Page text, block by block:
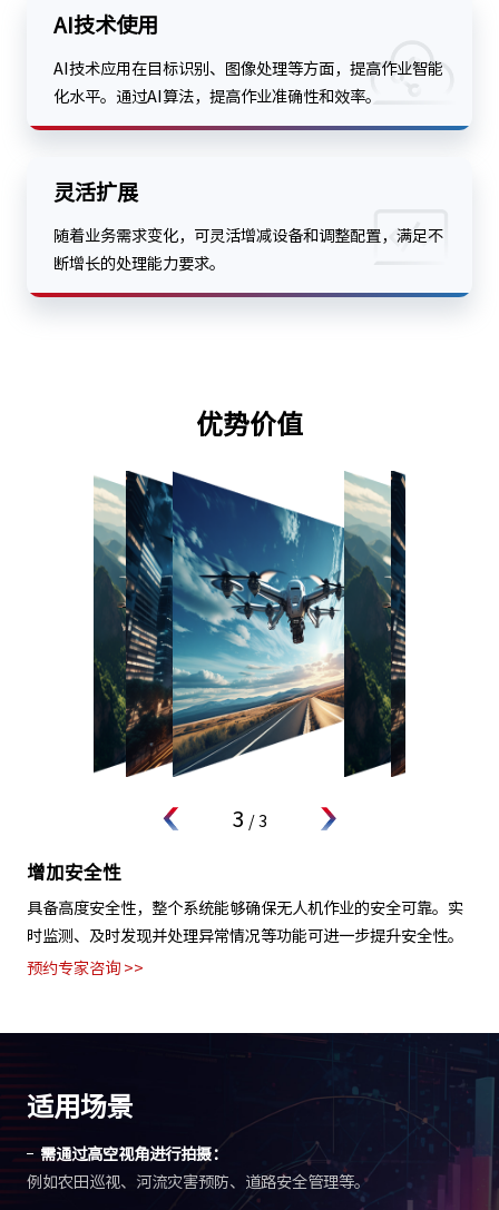
AI技术使用
AI技术应用在目标识别、图像处理等方面，提高作业智能
化水平。通过AI算法，提高作业准确性和效率。
灵活扩展
随着业务需求变化，可灵活增减设备和调整配置，满足不
断增长的处理能力要求。
优势价值
1 / 3
提高作业效率
通过自动化无人机起飞、降落、充电和调度等功能，实现24小时
不间断作业，有效缩短作业周期，提高生产效率。
预约专家咨询 >>
适用场景
需通过高空视角进行拍摄：
例如农田巡视、河流灾害预防、道路安全管理等。